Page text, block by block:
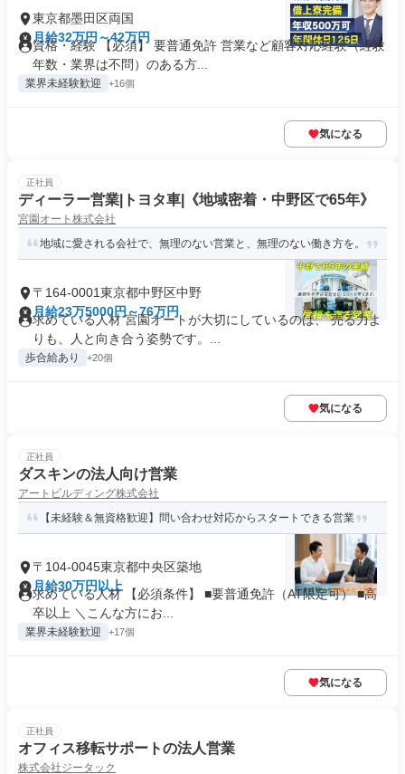
東京都墨田区両国
月給32万円～42万円
資格・経験 【必須】 要普通免許 営業など顧客対応経験（経験
年数・業界は不問）のある方...
業界未経験歓迎 +16個
気になる
正社員
ディーラー営業|トヨタ車|《地域密着・中野区で65年》
宮園オート株式会社
地域に愛される会社で、無理のない営業と、無理のない働き方を。
〒164-0001東京都中野区中野
月給23万5000円～76万円
求めている人材 宮園オートが大切にしているのは、 売る力よ
りも、人と向き合う姿勢です。...
歩合給あり +20個
気になる
正社員
ダスキンの法人向け営業
アートビルディング株式会社
【未経験＆無資格歓迎】問い合わせ対応からスタートできる営業
〒104-0045東京都中央区築地
月給30万円以上
求めている人材 【必須条件】 ■要普通免許（AT限定可） ■高
卒以上 ＼こんな方にお...
業界未経験歓迎 +17個
気になる
正社員
オフィス移転サポートの法人営業
株式会社ジータック